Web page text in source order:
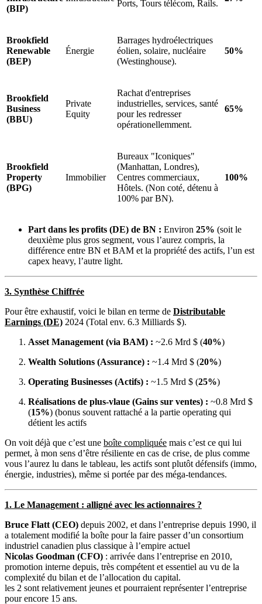
(BIP)
Ports, Tours télécom, Rails.
Brookfield
Renewable
(BEP)
Énergie
Barrages hydroélectriques
éolien, solaire, nucléaire
(Westinghouse).
50%
Brookfield
Business
(BBU)
Private
Equity
Rachat d'entreprises
industrielles, services, santé
pour les redresser
opérationellemment.
65%
Brookfield
Property
(BPG)
Immobilier
Bureaux "Iconiques"
(Manhattan, Londres),
Centres commerciaux,
Hôtels. (Non coté, détenu à
100% par BN).
100%
Part dans les profits (DE) de BN : Environ 25% (soit le
deuxième plus gros segment, vous l’aurez compris, la
différence entre BN et BAM et la propriété des actifs, l’un est
capex heavy, l’autre light.
3. Synthèse Chiffrée
Pour être exhaustif, voici le bilan en terme de Distributable
Earnings (DE) 2024 (Total env. 6.3 Milliards $).
Asset Management (via BAM) : ~2.6 Mrd $ (40%)
Wealth Solutions (Assurance) : ~1.4 Mrd $ (20%)
Operating Businesses (Actifs) : ~1.5 Mrd $ (25%)
Réalisations de plus-vlaue (Gains sur ventes) : ~0.8 Mrd $
(15%) (bonus souvent rattaché a la partie operating qui
détient les actifs
On voit déjà que c’est une boîte compliquée mais c’est ce qui lui
permet, à mon sens d’être résiliente en cas de crise, de plus comme
vous l’aurez lu dans le tableau, les actifs sont plutôt défensifs (immo,
énergie, industries), même si portée par des méga-tendances.
1. Le Management : alligné avec les actionnaires ?
Bruce Flatt (CEO) depuis 2002, et dans l’entreprise depuis 1990, il
a totalement modifié la boîte pour la faire passer d’un consortium
industriel canadien plus classique à l’empire actuel
Nicolas Goodman (CFO) : arrivée dans l’entreprise en 2010,
promotion interne depuis, très compétent et essentiel au vu de la
complexité du bilan et de l’allocation du capital.
les 2 sont relativement jeunes et pourraient représenter l’entreprise
pour encore 15 ans.